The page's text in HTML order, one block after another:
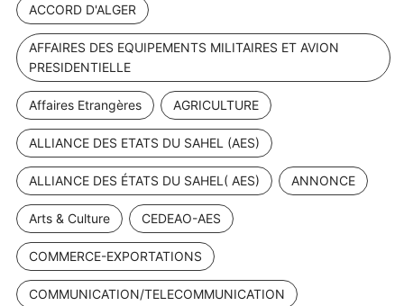
ACCORD D'ALGER
AFFAIRES DES EQUIPEMENTS MILITAIRES ET AVION
PRESIDENTIELLE
Affaires Etrangères AGRICULTURE
ALLIANCE DES ETATS DU SAHEL (AES)
ALLIANCE DES ÉTATS DU SAHEL( AES) ANNONCE
Arts & Culture CEDEAO-AES
COMMERCE-EXPORTATIONS
COMMUNICATION/TELECOMMUNICATION